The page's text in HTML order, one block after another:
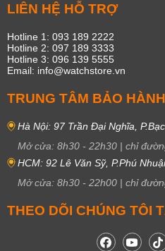
LIÊN HỆ HỖ TRỢ
Hotline 1: 093 189 2222
Hotline 2: 097 189 3333
Hotline 3: 096 139 5555
Email: info@watchstore.vn
TRUNG TÂM BẢO HÀNH
Hà Nội: 97 Trần Đại Nghĩa,
Mở cửa: 8h30 - 22h30 | chỉ
HCM: 92 Lê Văn Sỹ, P.Phú
Mở cửa: 8h30 - 22h00 | chỉ
THEO DÕI CHÚNG TÔI